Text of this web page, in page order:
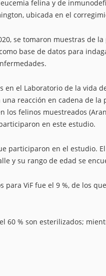
felina y de
ubicada en el
se tomaron muestras de
base de datos para
en el Laboratorio de la vida
reacción en cadena de la
los felinos muestreados
en este estudio.
participaron en el estudio.
y su rango de edad se
para ViF fue el 9 %, de los
60 % son esterilizados;